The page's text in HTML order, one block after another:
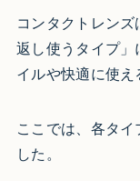
コンタクトレン
返し使うタイプ
イルや快適に使え
ここでは、各タ
した。